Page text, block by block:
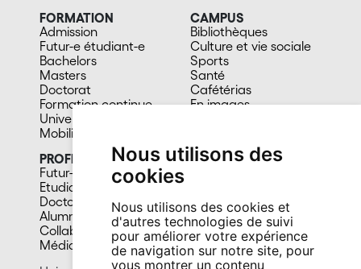
Nous utilisons des
cookies
Nous utilisons des cookies et
d'autres technologies de suivi
pour améliorer votre expérience
de navigation sur notre site, pour
vous montrer un contenu
FORMATION
Admission
Futur-e étudiant-e
Bachelors
Masters
Doctorat
Formation continue
Université du 3e âge
Mobilité
CAMPUS
Bibliothèques
Culture et vie sociale
Sports
Santé
Cafétérias
En images
PROFIL
Futur-e étudiant-e
Etudiant-e
Doctorant-e
Alumni
Collaborateur-trice
Média